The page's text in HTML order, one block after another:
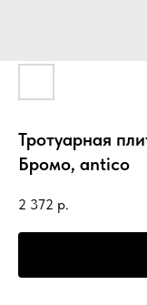
Тротуарная
Бромо, antico
2 372 р.